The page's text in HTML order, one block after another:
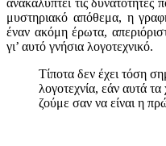
μυστηριακό απόθεμα, η
έναν ακόμη έρωτα,
γι’ αυτό γνήσια λογοτεχνικό.
Τίποτα δεν έχει τόση
λογοτεχνία, εάν αυτά
ζούμε σαν να είναι η